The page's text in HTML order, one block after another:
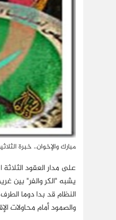
مبارك والإخوان.. خبرة
على مدار العقود
يشبه "الكر والفر" بين
النظام قد بدا دوما
والصمود أمام محاولات